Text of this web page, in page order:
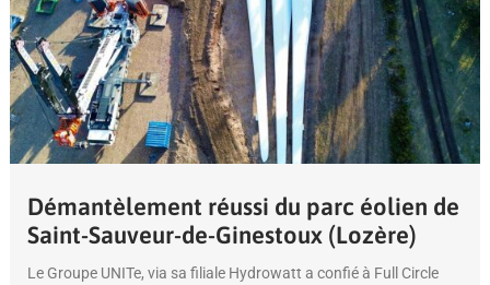
Démantèlement réussi du parc éolien de
Saint-Sauveur-de-Ginestoux (Lozère)
Le Groupe UNITe, via sa filiale Hydrowatt a confié à Full Circle